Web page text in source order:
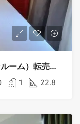
Avida Towers Riala – Studio（ワンルーム）転売物件
1 22.8